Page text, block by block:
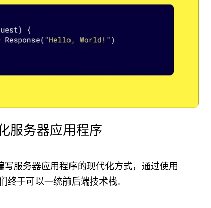
服务器应用程序
服务器应用程序的现代化方式，通过使用
终于可以一统前后端技术栈。